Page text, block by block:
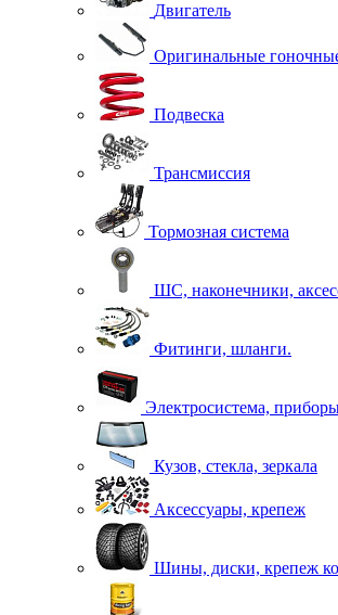
Двигатель
Оригинальные
Подвеска
Трансмиссия
Тормозная система
ШС, наконечники,
Фитинги, шланги.
Электросистема,
Кузов, стекла, зеркала
Аксессуары, крепеж
Шины, диски, крепеж